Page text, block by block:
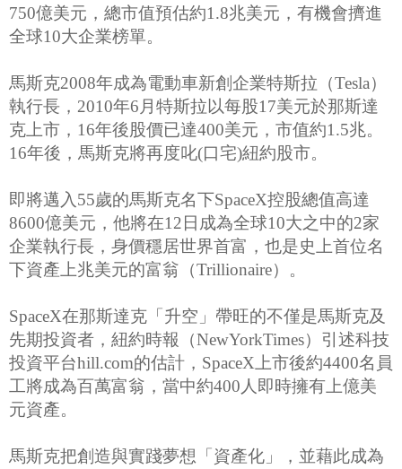
750億美元，總市值預估約1.8兆美元，有機會擠進
全球10大企業榜單。
馬斯克2008年成為電動車新創企業特斯拉（Tesla）
執行長，2010年6月特斯拉以每股17美元於那斯達
克上市，16年後股價已達400美元，市值約1.5兆。
16年後，馬斯克將再度叱(口宅)紐約股市。
即將邁入55歲的馬斯克名下SpaceX控股總值高達
8600億美元，他將在12日成為全球10大之中的2家
企業執行長，身價穩居世界首富，也是史上首位名
下資產上兆美元的富翁（Trillionaire）。
SpaceX在那斯達克「升空」帶旺的不僅是馬斯克及
先期投資者，紐約時報（NewYorkTimes）引述科技
投資平台hill.com的估計，SpaceX上市後約4400名員
工將成為百萬富翁，當中約400人即時擁有上億美
元資產。
馬斯克把創造與實踐夢想「資產化」，並藉此成為